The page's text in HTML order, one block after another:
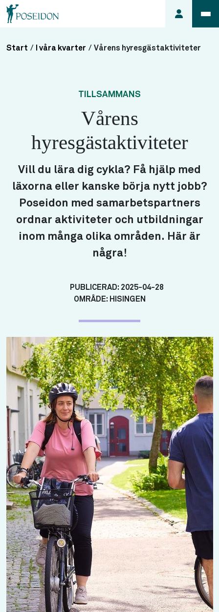
hyra
söker du
lägenhet
Start / I våra kvarter / Vårens hyresgästaktiviteter
TILLSAMMANS
Vårens
hyresgästaktiviteter
Vill du lära dig cykla? Få hjälp med
läxorna eller kanske börja nytt jobb?
Poseidon med samarbetspartners
ordnar aktiviteter och utbildningar
inom många olika områden. Här är
några!
PUBLICERAD: 2025-04-28
OMRÅDE: HISINGEN